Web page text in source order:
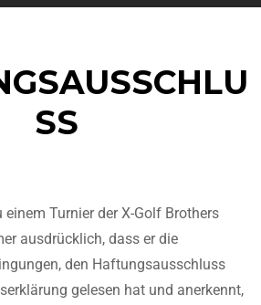
SS
Turnier der X-Golf Brothers
ausdrücklich, dass er die
den Haftungsausschluss
gelesen hat und anerkennt,